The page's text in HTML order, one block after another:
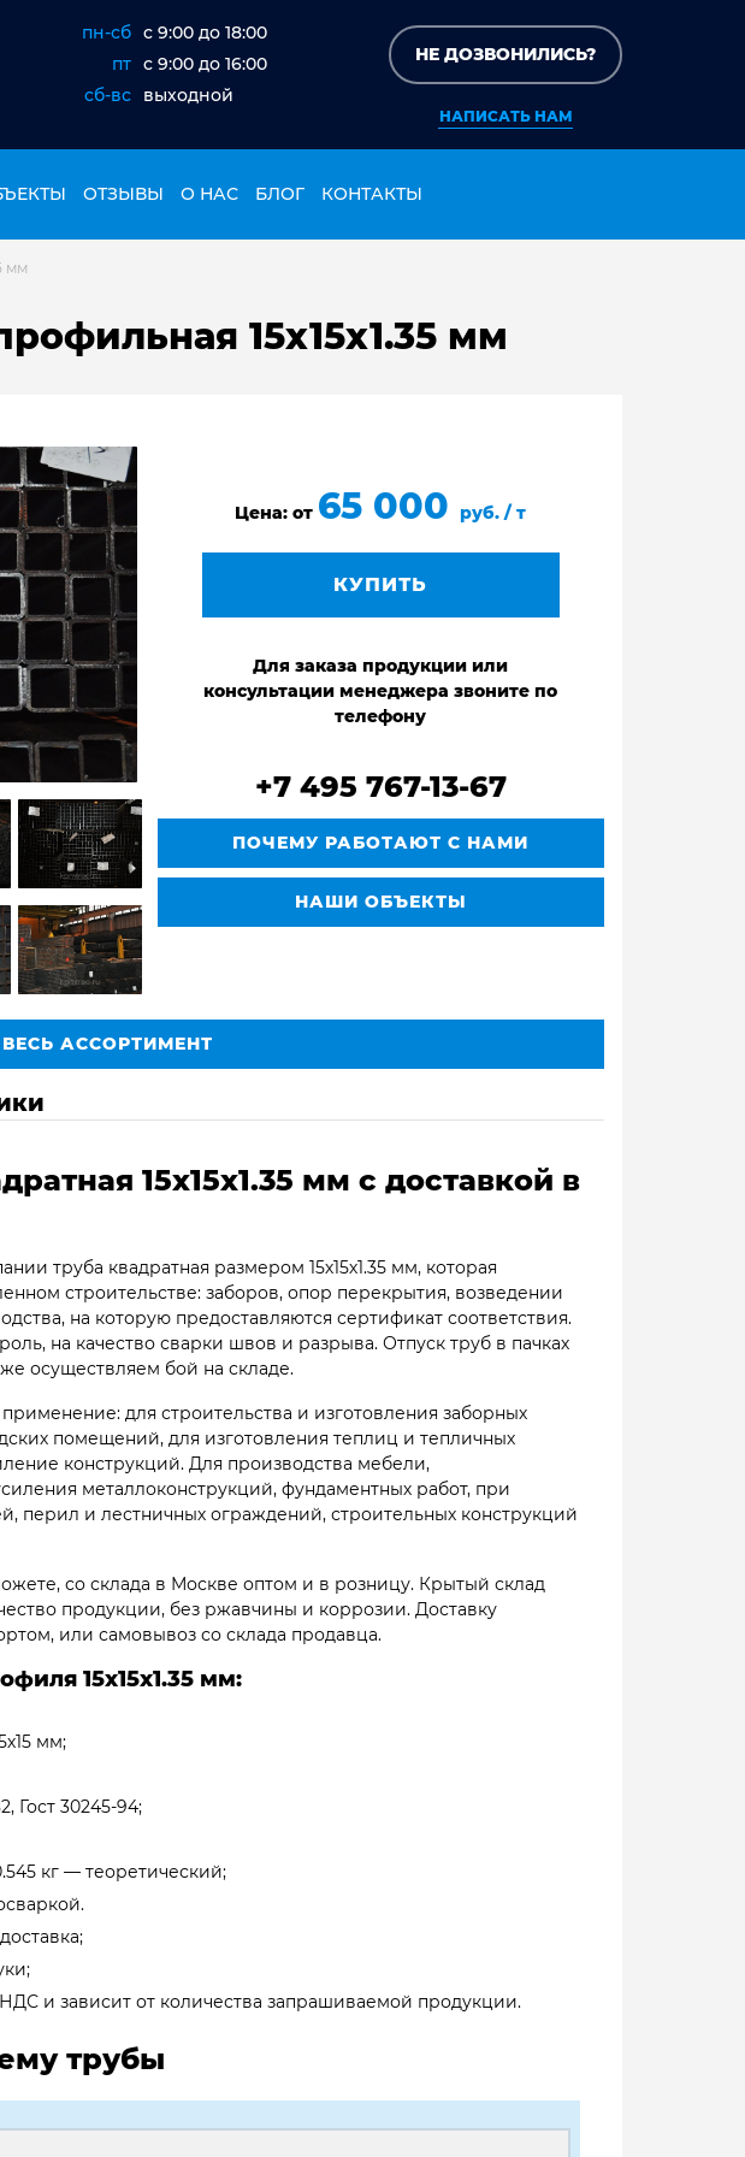
пн-сб c 9:00 до 18:00
пт c 9:00 до 16:00
сб-вс
выходной
НЕ ДОЗВОНИЛИСЬ?
НАПИСАТЬ НАМ
ОТЗЫВЫ О НАС БЛОГ КОНТАКТЫ
мм
15х15х1.35 мм
Цена: от 65 000руб. / т
КУПИТЬ
Для заказа продукции или
консультации менеджера звоните по
телефону
+7 495 767-13-67
ПОЧЕМУ РАБОТАЮТ С НАМИ
НАШИ ОБЪЕКТЫ
ВЕСЬ АССОРТИМЕНТ
15х15х1.35 мм с доставкой в
труба квадратная размером 15х15х1.35 мм, которая
строительстве: заборов, опор перекрытия, возведении
на которую предоставляются сертификат соответствия.
на качество сварки швов и разрыва. Отпуск труб в пачках
осуществляем бой на складе.
для строительства и изготовления заборных
помещений, для изготовления теплиц и тепличных
конструкций. Для производства мебели,
металлоконструкций, фундаментных работ, при
перил и лестничных ограждений, строительных конструкций
со склада в Москве оптом и в розницу. Крытый склад
продукции, без ржавчины и коррозии. Доставку
или самовывоз со склада продавца.
15х15х1.35 мм:
мм;
Гост 30245-94;
кг — теоретический;
и зависит от количества запрашиваемой продукции.
трубы